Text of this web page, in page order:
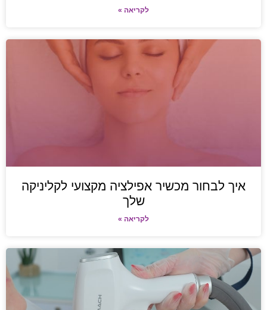
לקריאה »
איך לבחור מכשיר אפילציה מקצועי לקליניקה
שלך
לקריאה »